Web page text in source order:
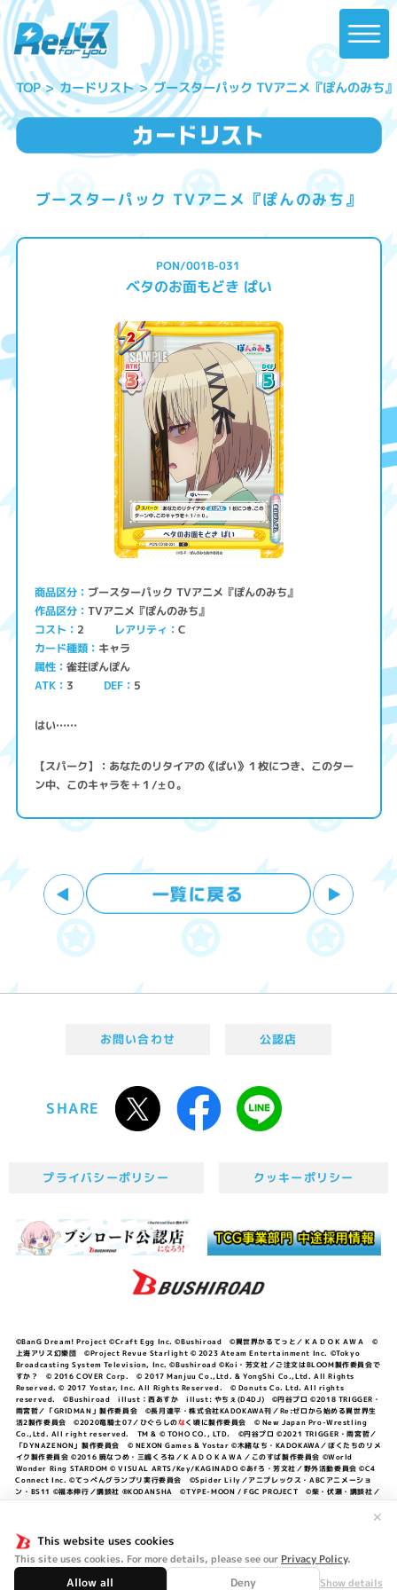
This website uses cookies
This site uses cookies. For more details, please see our Privacy Policy.
Allow all Deny Show details
✕
TOP カードリスト ブースターパック TVアニメ『ぽんのみち』
ブースターパック TVアニメ『ぽんのみち』
PON/001B-031
ベタのお面もどき ぱい
商品区分 ブースターパック TVアニメ『ぽんのみち』
作品区分 TVアニメ『ぽんのみち』
コスト 2 レアリティ C
カード種類 キャラ
属性 雀荘ぽんぽん
ATK 3 DEF 5
はい……
【スパーク】：あなたのリタイアの《ぱい》１枚につき、このター
ン中、このキャラを＋１/±０。
お問い合わせ 公認店
SHARE
プライバシーポリシー クッキーポリシー
©BanG Dream! Project ©Craft Egg Inc. ©Bushiroad ©異世界かるてっと／ＫＡＤＯＫＡＷＡ ©
上海アリス幻樂団 ©Project Revue Starlight © 2023 Ateam Entertainment Inc. ©Tokyo
Broadcasting System Television, Inc. ©Bushiroad ©Koi・芳文社／ご注文はBLOOM製作委員会で
すか？ © 2016 COVER Corp. © 2017 Manjuu Co.,Ltd. & YongShi Co.,Ltd. All Rights
Reserved. © 2017 Yostar, Inc. All Rights Reserved. © Donuts Co. Ltd. All rights
reserved. ©Bushiroad illust：西あすか illust: やちぇ(D4DJ) ©円谷プロ ©2018 TRIGGER・
雨宮哲／「GRIDMAN」製作委員会 ©長月達平・株式会社KADOKAWA刊／Re:ゼロから始める異世界生
活2製作委員会 ©2020竜騎士07／ひぐらしのなく頃に製作委員会 © New Japan Pro-Wrestling
Co.,Ltd. All right reserved. TM & © TOHO CO., LTD. ©円谷プロ ©2021 TRIGGER・雨宮哲／
「DYNAZENON」製作委員会 © NEXON Games & Yostar ©木緒なち・KADOKAWA／ぼくたちのリメ
イク製作委員会 ©2016 暁なつめ・三嶋くろね／ＫＡＤＯＫＡＷＡ／このすば製作委員会 ©World
Wonder Ring STARDOM © VISUAL ARTS/Key/KAGINADO ©あfろ・芳文社／野外活動委員会 ©C4
Connect Inc. ©てっぺんグランプリ実行委員会 ©Spider Lily／アニプレックス・ABCアニメーショ
ン・BS11 ©福本伸行／講談社 ®KODANSHA ©TYPE-MOON / FGC PROJECT ©柴・伏瀬・講談社／
©中村力斗・野澤ゆき子／集英社・君のことが大大大大大好きな製作委員会 ©IIS-P／ぽんのみち製作委
員会 ©円谷プロ ©2023 TRIGGER・雨宮哲／「劇場版グリッドマンユニバース」製作委員会 © NEXON
Games／アビドス商店街 ©プロジェクトラブライブ！蓮ノ空女学院スクールアイドルクラブ ©「勇気爆
発バーンブレイバーン」製作委員会